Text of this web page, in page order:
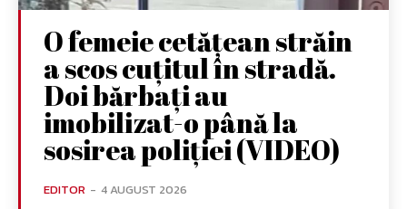
O femeie cetățean străin
a scos cuțitul în stradă.
Doi bărbați au
imobilizat-o până la
sosirea poliției (VIDEO)
EDITOR - 4 AUGUST 2026